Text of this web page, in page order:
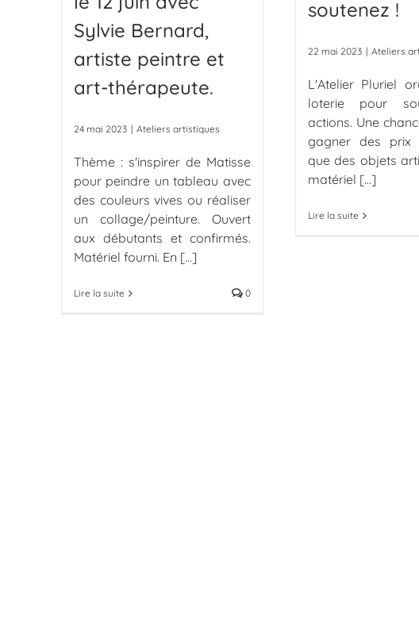
Sylvie Bernard,
artiste peintre et
art-thérapeute.
24 mai 2023 | Ateliers artistiques
Thème : s'inspirer de Matisse
pour peindre un tableau avec
des couleurs vives ou réaliser
un collage/peinture. Ouvert
aux débutants et confirmés.
Matériel fourni. En [...]
Lire la suite 0
soutenez !
22 mai 2023 | Ateliers
L'Atelier Pluriel
loterie pour
actions. Une
gagner des prix
que des objets
matériel [...]
Lire la suite